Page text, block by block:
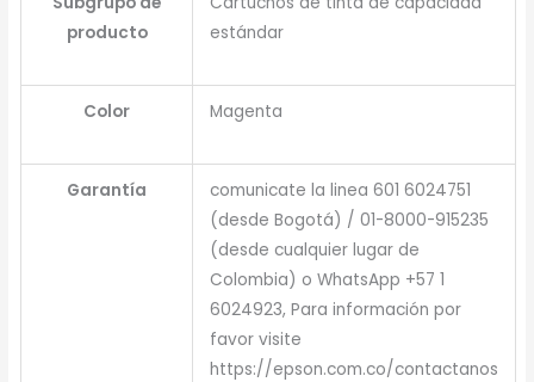
producto
estándar
Color Magenta
Garantía
comunicate la linea 601 6024751
(desde Bogotá) / 01-8000-915235
(desde cualquier lugar de
Colombia) o WhatsApp +57 1
6024923, Para información por
favor visite
https://epson.com.co/contactanos